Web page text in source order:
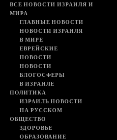
ВСЕ НОВОСТИ ИЗРАИЛЯ И
МИРА
ГЛАВНЫЕ НОВОСТИ
НОВОСТИ ИЗРАИЛЯ
В МИРЕ
ЕВРЕЙСКИЕ
НОВОСТИ
НОВОСТИ
БЛОГОСФЕРЫ
В ИЗРАИЛЕ
ПОЛИТИКА
ИЗРАИЛЬ НОВОСТИ
НА РУССКОМ
ОБЩЕСТВО
ЗДОРОВЬЕ
ОБРАЗОВАНИЕ